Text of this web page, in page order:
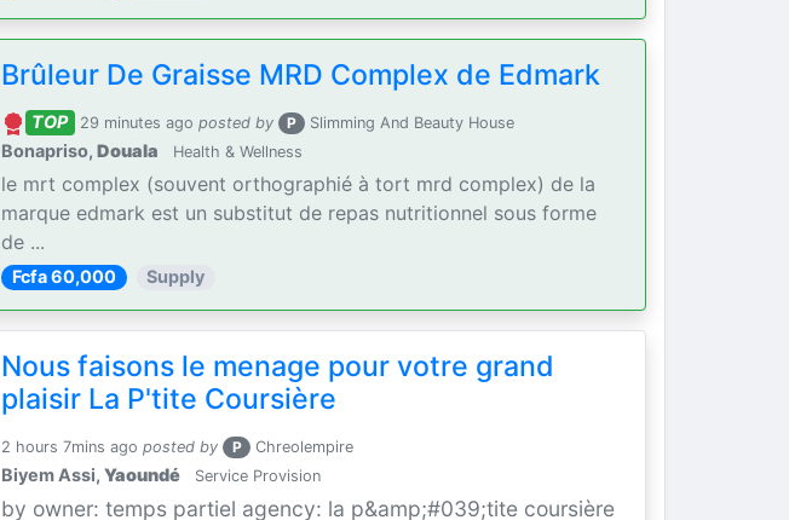
Brûleur De Graisse MRD Complex de Edmark
TOP 29 minutes ago posted by P Slimming And Beauty House
Bonapriso,Douala Health & Wellness
le mrt complex (souvent orthographié à tort mrd complex) de la
marque edmark est un substitut de repas nutritionnel sous forme
de ...
Fcfa 60,000 Supply
Nous faisons le menage pour votre grand
plaisir La P'tite Coursière
2 hours 7mins ago posted by P Chreolempire
Biyem Assi,Yaoundé Service Provision
by owner: temps partiel agency: la p&amp;#039;tite coursière